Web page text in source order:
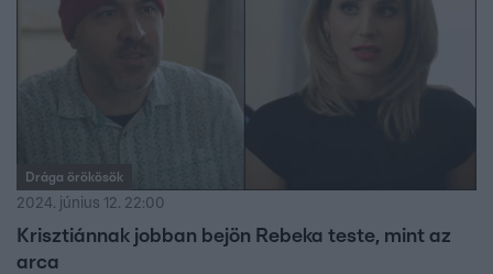
Drága örökösök
2024. június 12. 22:00
Krisztiánnak jobban bejön Rebeka teste, mint az
arca